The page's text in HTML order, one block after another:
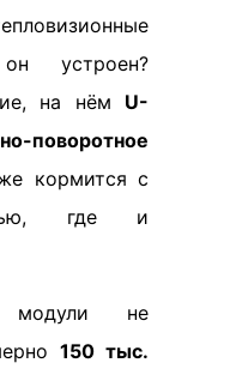
устроен?
на нём U-
кормится с
где и
не
150 тыс.